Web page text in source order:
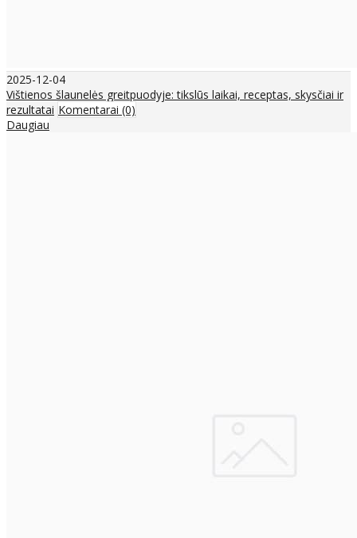
2025-12-04
Vištienos šlaunelės greitpuodyje: tikslūs laikai, receptas, skysčiai ir
rezultatai Komentarai (0)
Daugiau